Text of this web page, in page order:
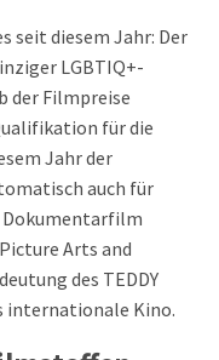
seit diesem Jahr: Der
LGBTIQ+-
der Filmpreise
für die
Jahr der
auch für
Dokumentarfilm
Arts and
des TEDDY
internationale Kino.